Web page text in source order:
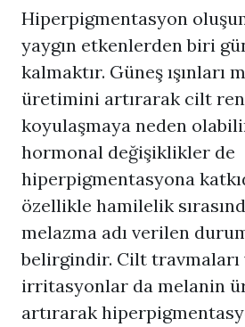
Hiperpigmentasyon
yaygın etkenlerden biri
kalmaktır. Güneş ışınları
üretimini artırarak cilt
koyulaşmaya neden
hormonal değişiklikler de
hiperpigmentasyona
özellikle hamilelik
melazma adı verilen
belirgindir. Cilt travmaları
irritasyonlar da melanin
artırarak